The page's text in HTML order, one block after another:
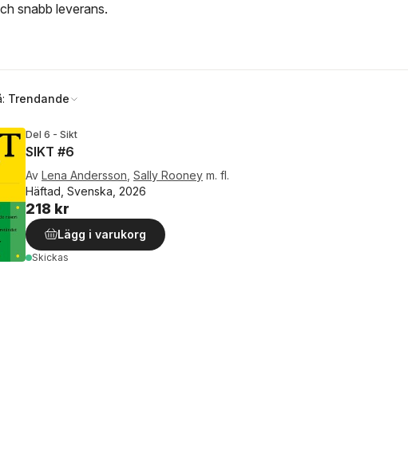
snabb leverans.
Trendande
Del 6 - Sikt
SIKT #6
Av Lena Andersson Sally Rooney m. fl.
Häftad, Svenska, 2026
218 kr
Lägg i varukorg
Skickas